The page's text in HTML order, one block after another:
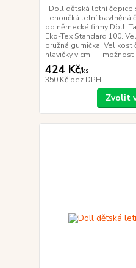
Döll dětská letní čepice
Lehoučká letní bavlněná
od německé firmy Döll.
Eko-Tex Standard 100.
pružná gumička.
hlavičky v cm. - možnost
424 Kč/ks
350 Kč bez DPH
Zvolit